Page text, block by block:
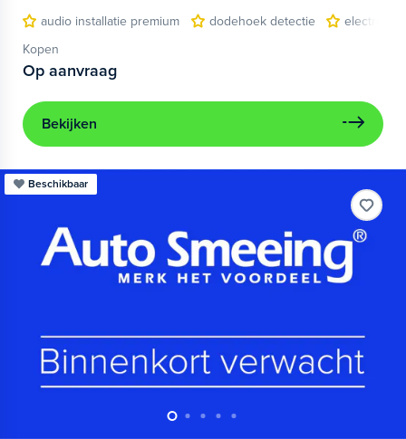
audio installatie premium
dodehoek detectie
electronic
Kopen
Op aanvraag
Bekijken
Beschikbaar